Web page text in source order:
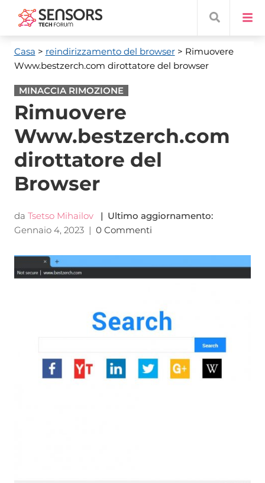
Casa > reindirizzamento del browser> Rimuovere
Www.bestzerch.com dirottatore del browser
MINACCIA RIMOZIONE
Rimuovere
Www.bestzerch.com
dirottatore del
Browser
da Tsetso Mihailov
| Ultimo aggiornamento:
Gennaio 4, 2023| 0 Commenti